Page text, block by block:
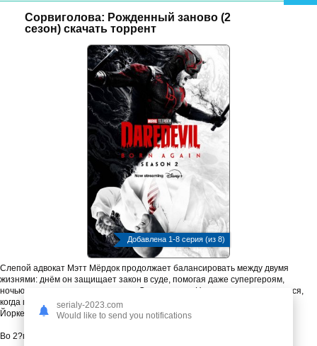
Сорвиголова: Рожденный заново (2
сезон) скачать торрент
Добавлена 1-8 серия (из 8)
Слепой адвокат Мэтт Мёрдок продолжает балансировать между двумя
жизнями: днём он защищает закон в суде, помогая даже супергероям,
ночью — карает преступников как Сорвиголова. Но его мир снова рушится,
когда главный враг — Уилсон Фиск (Кингпин) — укрепляет власть в Нью?
Йорке.
Во 2?м сезоне:
serialy-2023.com
Would like to send you notifications